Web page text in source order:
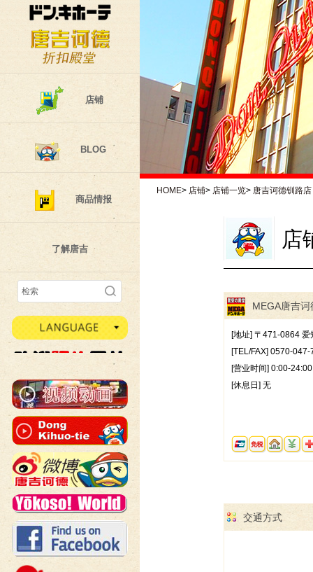
店铺
BLOG
商品情报
了解唐吉
HOME> 店铺> 店铺一览> 唐吉诃德钏路店
店
MEGA唐吉
[地址] 〒471-0864
[TEL/FAX] 0570-047-
[营业时间] 0:00-24:00
[休息日] 无
交通方式